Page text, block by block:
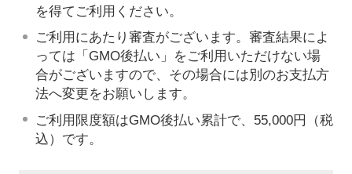
を得てご利用ください。
ご利用にあたり審査がございます。審査結果によ
っては「GMO後払い」をご利用いただけない場
合がございますので、その場合には別のお支払方
法へ変更をお願いします。
ご利用限度額はGMO後払い累計で、55,000円（税
込）です。